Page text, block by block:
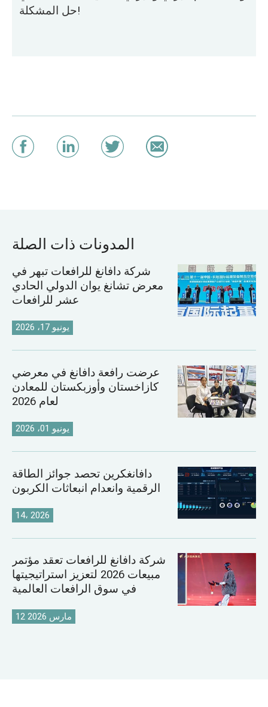
حل المشكلة!
المدونات ذات الصلة
شركة دافانغ للرافعات تبهر في
معرض تشانغ يوان الدولي الحادي
عشر للرافعات
يونيو 17، 2026
عرضت رافعة دافانغ في معرضي
كازاخستان وأوزبكستان للمعادن
لعام 2026
يونيو 01، 2026
دافانغكرين تحصد جوائز الطاقة
الرقمية وانعدام انبعاثات الكربون
14، 2026
شركة دافانغ للرافعات تعقد مؤتمر
مبيعات 2026 لتعزيز استراتيجيتها
في سوق الرافعات العالمية
12 مارس 2026